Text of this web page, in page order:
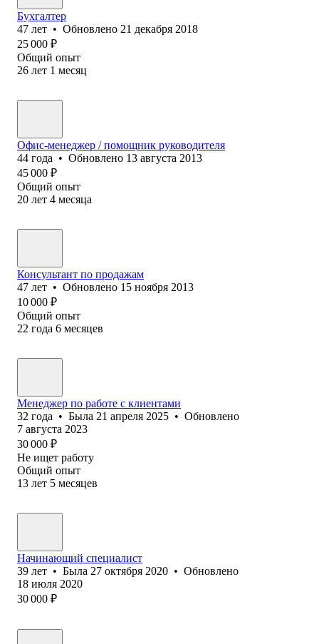
Бухгалтер
47 лет • Обновлено 21 декабря 2018
25 000 ₽
Общий опыт
26 лет 1 месяц
Офис-менеджер / помощник руководителя
44 года • Обновлено 13 августа 2013
45 000 ₽
Общий опыт
20 лет 4 месяца
Консультант по продажам
47 лет • Обновлено 15 ноября 2013
10 000 ₽
Общий опыт
22 года 6 месяцев
Менеджер по работе с клиентами
32 года • Была 21 апреля 2025 • Обновлено
7 августа 2023
30 000 ₽
Не ищет работу
Общий опыт
13 лет 5 месяцев
Начинающий специалист
39 лет • Была 27 октября 2020 • Обновлено
18 июля 2020
30 000 ₽